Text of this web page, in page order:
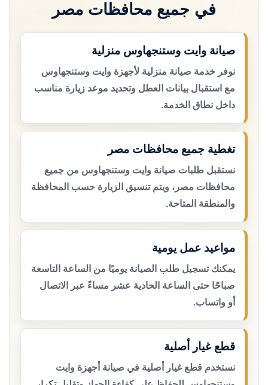
في جميع محافظات مصر
صيانة وايت وستنجهاوس منزلية
نوفر خدمة صيانة منزلية لأجهزة وايت وستنجهاوس
مع استقبال بيانات العطل وتحديد موعد زيارة مناسب
داخل نطاق الخدمة.
تغطية جميع محافظات مصر
نستقبل طلبات صيانة وايت وستنجهاوس من جميع
محافظات مصر، ويتم تنسيق الزيارة حسب المحافظة
والمنطقة المتاحة.
مواعيد عمل يومية
يمكنك تسجيل طلب الصيانة يوميًا من الساعة التاسعة
صباحًا حتى الساعة الحادية عشر مساءً عبر الاتصال
أو واتساب.
قطع غيار أصلية
نستخدم قطع غيار أصلية في صيانة أجهزة وايت